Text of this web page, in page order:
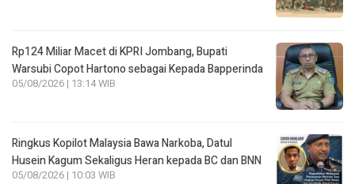
Rp124 Miliar Macet di KPRI Jombang, Bupati
Warsubi Copot Hartono sebagai Kepada Bapperinda
05/08/2026 | 13:14 WIB
Ringkus Kopilot Malaysia Bawa Narkoba, Datul
Husein Kagum Sekaligus Heran kepada BC dan BNN
05/08/2026 | 10:03 WIB